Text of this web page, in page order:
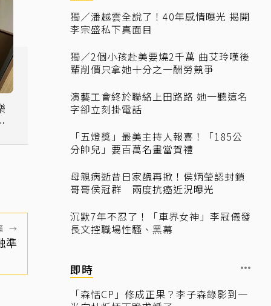
→
準
獨／潘越雲全說了！40年感情曝光 揭開
李宗盛私下真面目
獨／2個小孩赴美要燒2千萬 曲艾玲嘆後
輩削價只拿她十分之一酬勞競爭
演藝工會終於聯絡上田路路 她一聽這名
字卻立刻掛電話
「五燈獎」最美主持人報喜！「185公
分帥兒」要百萬名畫當賀禮
母親病逝昔日家醜再掀！侯炳瑩認封鎖
哥哥侯冠群 兩度抗癌近況曝光
沉默7年不忍了！「車界女神」李冠儀發
長文控職場性騷、黑幕
即時
「森恬CP」修成正果？李子森錄影到一